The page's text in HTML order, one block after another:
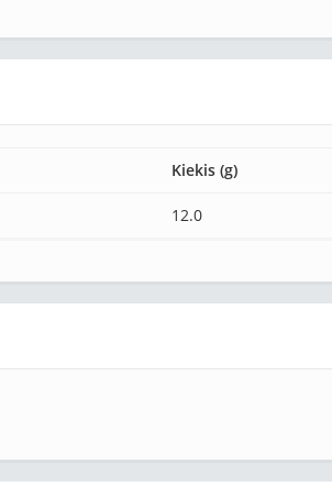
Kiekis (g)
12.0